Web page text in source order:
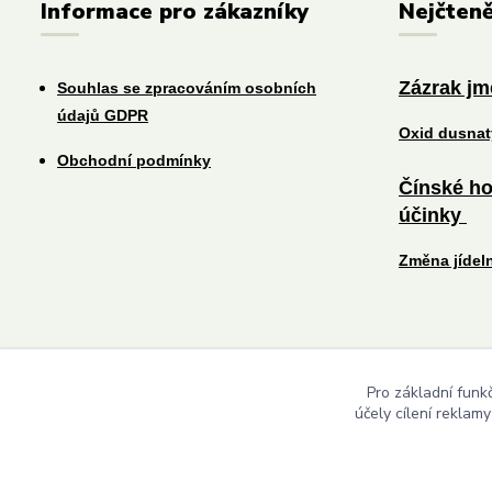
Informace pro zákazníky
Souhlas se zpracováním osobních
údajů GDPR
Obchodní podmínky
Zázrak
Oxid
Čínské
účinky
Změna
Pro základní
účely cílení